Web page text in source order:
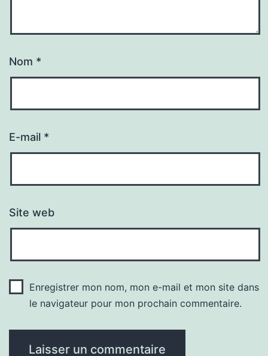
Nom *
E-mail *
Site web
Enregistrer mon nom, mon e-mail et mon site dans
le navigateur pour mon prochain commentaire.